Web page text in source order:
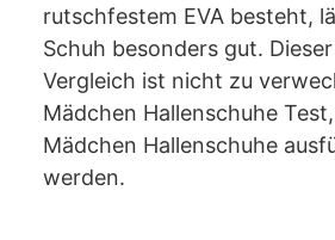
rutschfestem EVA besteht,
Schuh besonders gut.
Vergleich ist nicht zu
Mädchen Hallenschuhe
Mädchen Hallenschuhe
werden.